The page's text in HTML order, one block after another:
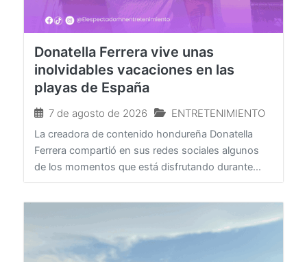
Donatella Ferrera vive unas
inolvidables vacaciones en las
7 de agosto de 2026 ENTRETENIMIENTO
La creadora de contenido hondureña Donatella
Ferrera compartió en sus redes sociales algunos
de los momentos que está disfrutando durante...